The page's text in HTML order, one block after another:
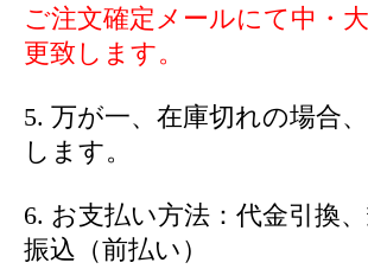
ご注文確定メールにて中・
更致します。
5. 万が一、在庫切れの場合
します。
6. お支払い方法：代金引換
振込（前払い）